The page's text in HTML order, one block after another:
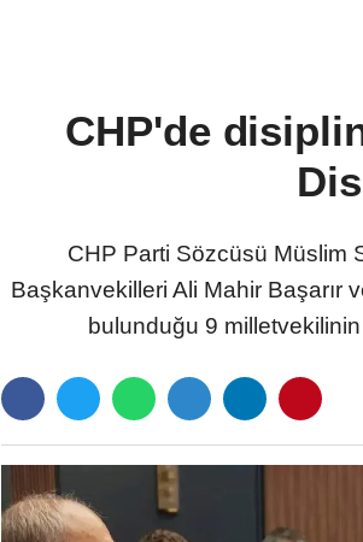
CHP'de
CHP Parti Sözcüsü Müslim
Başkanvekilleri Ali Mahir Başarır
bulunduğu 9